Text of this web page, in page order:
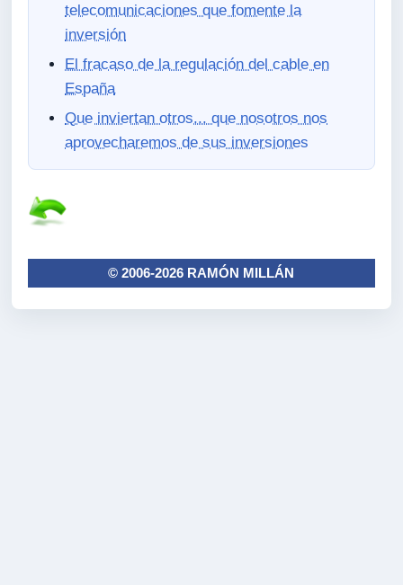
telecomunicaciones que fomente la
inversión
El fracaso de la regulación del cable en
España
Que inviertan otros... que nosotros nos
aprovecharemos de sus inversiones
© 2006-2026 RAMÓN MILLÁN